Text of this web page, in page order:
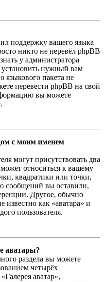
поддержку вашего языка
никто не перевёл phpBB
у администратора
нужный вам
языкового пакета не
перевести phpBB на свой
вы можете
с моим именем
могут присутствовать два
относиться к вашему
квадратики или точки,
сообщений вы оставили,
Другое, обычно
известно как «аватара» и
пользователя.
аватары?
раздела вы можете
четырёх
аватар»,